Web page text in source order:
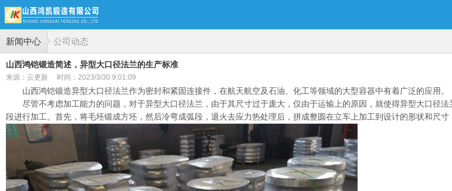
新闻中心 公司动态
山西鸿铠锻造简述，异型大口径法兰的生产标准
来源：云更新 时间：2023/3/30 9:01:09
山西鸿铠锻造异型大口径法兰作为密封和紧固连接件，在航天航空及石油、化工等领域的大型容器中有着广泛的应用。
尽管不考虑加工能力的问题，对于异型大口径法兰，由于其尺寸过于庞大，仅由于运输上的原因，就使得异型大口径
段进行加工。首先，将毛坯锻成方坯，然后冷弯成弧段，退火去应力热处理后，拼成整圆在立车上加工到设计的形状和尺